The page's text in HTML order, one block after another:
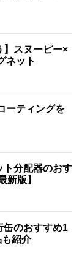
】スヌーピー×
ネット
ーティングを
ト分配器のおす
新版】
缶のおすすめ1
紹介